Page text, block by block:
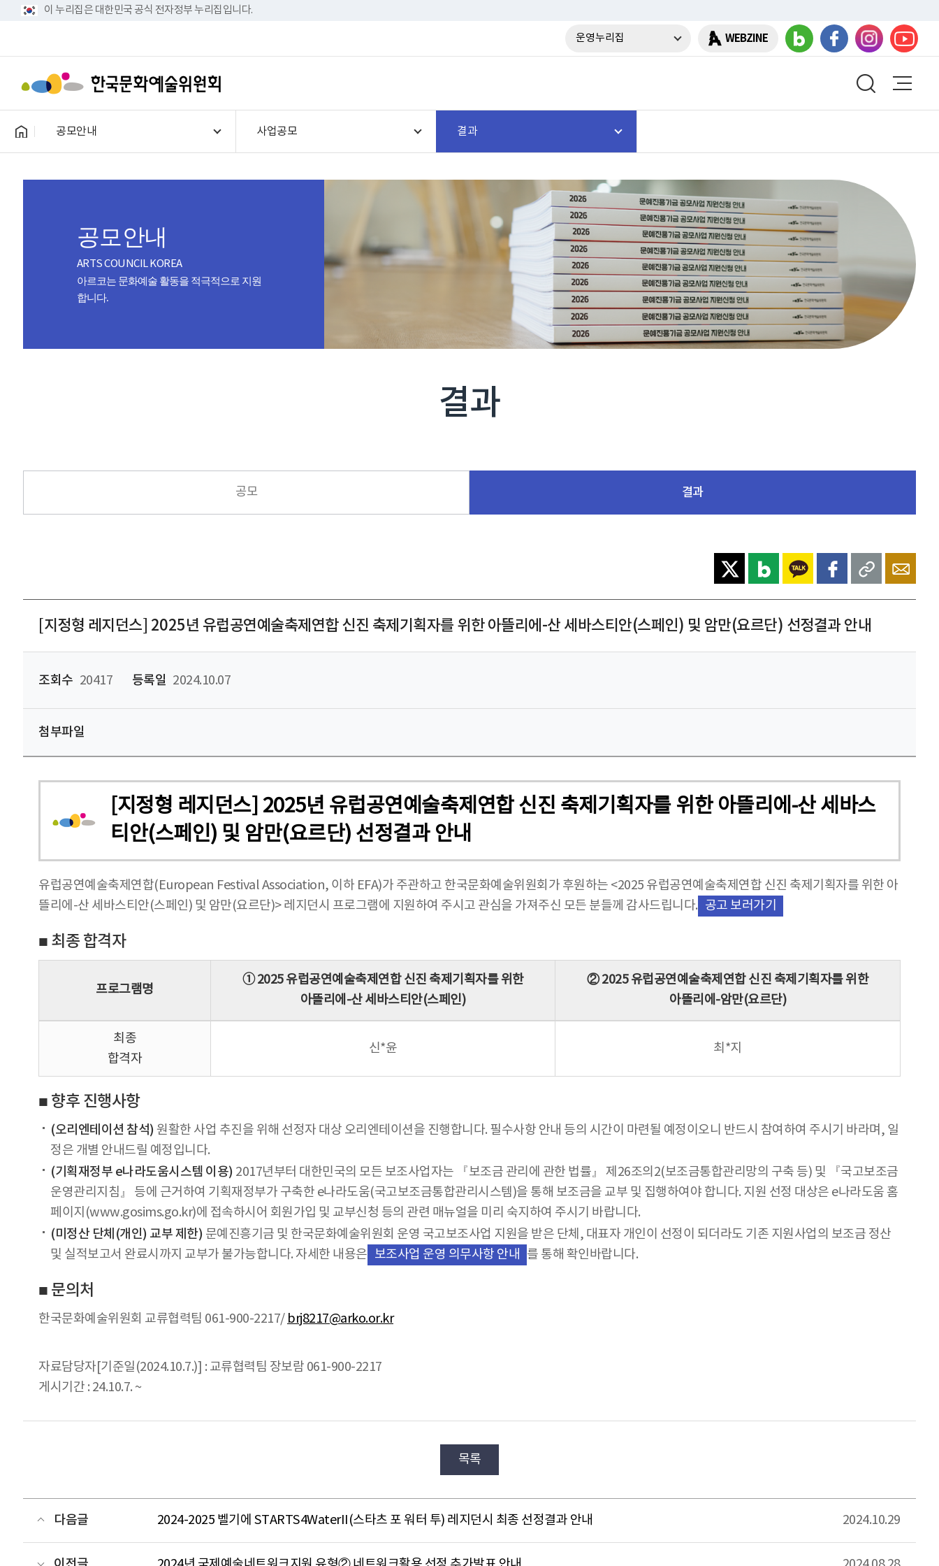
이 누리집은 대한민국 공식 전자정부 누리집입니다.
운영누리집 WEBZINE
공모안내 사업공모 결과
공모안내
ARTS COUNCIL KOREA
아르코는 문화예술 활동을 적극적으로 지원
합니다.
결과
공모 결과
[지정형 레지던스] 2025년 유럽공연예술축제연합 신진 축제기획자를 위한 아뜰리에-산 세바스티안(스페인) 및 암만(요르단) 선정결과 안내
조회수 20417 등록일 2024.10.07
첨부파일
[지정형 레지던스] 2025년 유럽공연예술축제연합 신진 축제기획자를 위한 아뜰리에-산 세바스
티안(스페인) 및 암만(요르단) 선정결과 안내
유럽공연예술축제연합(European Festival Association, 이하 EFA)가 주관하고 한국문화예술위원회가 후원하는 <2025 유럽공연예술축제연합 신진 축제기획자를 위한 아
뜰리에-산 세바스티안(스페인) 및 암만(요르단)> 레지던시 프로그램에 지원하여 주시고 관심을 가져주신 모든 분들께 감사드립니다. 공고 보러가기
■ 최종 합격자
프로그램명
➀ 2025 유럽공연예술축제연합 신진 축제기획자를 위한
아뜰리에-산 세바스티안(스페인)
② 2025 유럽공연예술축제연합 신진 축제기획자를 위한
아뜰리에-암만(요르단)
최종
합격자
신*윤 최*지
■ 향후 진행사항
(오리엔테이션 참석) 원활한 사업 추진을 위해 선정자 대상 오리엔테이션을 진행합니다. 필수사항 안내 등의 시간이 마련될 예정이오니 반드시 참여하여 주시기 바라며, 일
정은 개별 안내드릴 예정입니다.
(기획재정부 e나라도움시스템 이용) 2017년부터 대한민국의 모든 보조사업자는 『보조금 관리에 관한 법률』 제26조의2(보조금통합관리망의 구축 등) 및 『국고보조금
운영관리지침』 등에 근거하여 기획재정부가 구축한 e나라도움(국고보조금통합관리시스템)을 통해 보조금을 교부 및 집행하여야 합니다. 지원 선정 대상은 e나라도움 홈
페이지(www.gosims.go.kr)에 접속하시어 회원가입 및 교부신청 등의 관련 매뉴얼을 미리 숙지하여 주시기 바랍니다.
(미정산 단체(개인) 교부 제한) 문예진흥기금 및 한국문화예술위원회 운영 국고보조사업 지원을 받은 단체, 대표자 개인이 선정이 되더라도 기존 지원사업의 보조금 정산
및 실적보고서 완료시까지 교부가 불가능합니다. 자세한 내용은 보조사업 운영 의무사항 안내 를 통해 확인바랍니다.
■ 문의처
한국문화예술위원회 교류협력팀 061-900-2217/ brj8217@arko.or.kr
자료담당자[기준일(2024.10.7.)] : 교류협력팀 장보람 061-900-2217
게시기간 : 24.10.7. ~
목록
다음글 2024-2025 벨기에 STARTS4WaterII(스타츠 포 워터 투) 레지던시 최종 선정결과 안내 2024.10.29